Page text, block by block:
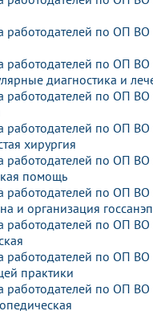
работодателей по ОП ВО
работодателей по ОП ВО
диагностика и
работодателей по ОП ВО
работодателей по ОП ВО
хирургия
работодателей по ОП ВО
помощь
работодателей по ОП ВО
и организация
работодателей по ОП ВО
работодателей по ОП ВО
практики
работодателей по ОП ВО